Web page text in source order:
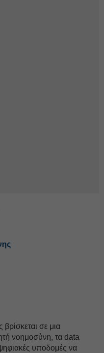
σε μια
νοημοσύνη, τα data
υποδομές να